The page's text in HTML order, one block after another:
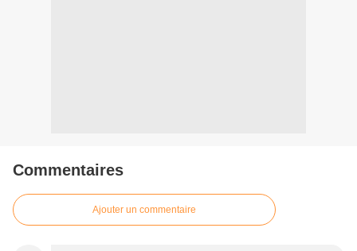
Commentaires
Ajouter un commentaire